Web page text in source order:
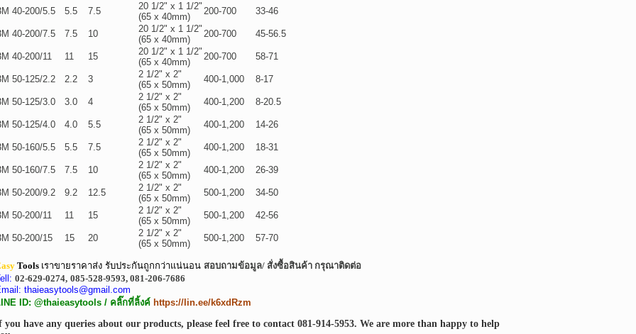
40-200/5.5 5.5 7.5
20 1/2" x 1 1/2"
(65 x 40mm)
200-700 33-46
40-200/7.5 7.5 10
20 1/2" x 1 1/2"
(65 x 40mm)
200-700 45-56.5
40-200/11 11 15
20 1/2" x 1 1/2"
(65 x 40mm)
200-700 58-71
50-125/2.2 2.2 3
2 1/2" x 2"
(65 x 50mm)
400-1,000 8-17
50-125/3.0 3.0 4
2 1/2" x 2"
(65 x 50mm)
400-1,200 8-20.5
50-125/4.0 4.0 5.5
2 1/2" x 2"
(65 x 50mm)
400-1,200 14-26
50-160/5.5 5.5 7.5
2 1/2" x 2"
(65 x 50mm)
400-1,200 18-31
50-160/7.5 7.5 10
2 1/2" x 2"
(65 x 50mm)
400-1,200 26-39
50-200/9.2 9.2 12.5
2 1/2" x 2"
(65 x 50mm)
500-1,200 34-50
50-200/11 11 15
2 1/2" x 2"
(65 x 50mm)
500-1,200 42-56
50-200/15 15 20
2 1/2" x 2"
(65 x 50mm)
500-1,200 57-70
Tools เราขายราคาส่ง รับประกันถูกกว่าแน่นอน สอบถามข้อมูล/ สั่งซื้อสินค้า กรุณาติดต่อ
02-629-0274, 085-528-9593, 081-206-7686
thaieasytools@gmail.com
ID: @thaieasytools / คลิ๊กที่ลิ้งค์ https://lin.ee/k6xdRzm
you have any queries about our products, please feel free to contact 081-914-5953. We are more than happy to help